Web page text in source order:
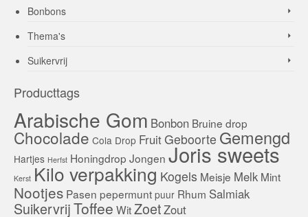
Bonbons
Thema's
Suikervrij
Producttags
Arabische Gom Bonbon Bruine drop
Chocolade Cola Drop FruitGeboorte Gemengd
Hartjes Herfst Honingdrop Jongen Joris sweets
Kerst Kilo verpakking Kogels Meisje Melk Mint
Nootjes Pasen pepermunt puur Rhum Salmiak
SuikervrijToffee WitZoetZout